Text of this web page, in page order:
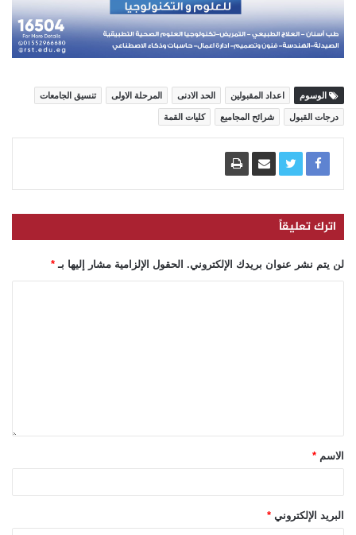
الوسوم اعداد المقبولين الحد الادنى المرحلة الاولى تنسيق الجامعات
درجات القبول شرائح المجاميع كليات القمة
اترك تعليقاً
لن يتم نشر عنوان بريدك الإلكتروني. الحقول الإلزامية مشار إليها بـ *
الاسم *
البريد الإلكتروني *